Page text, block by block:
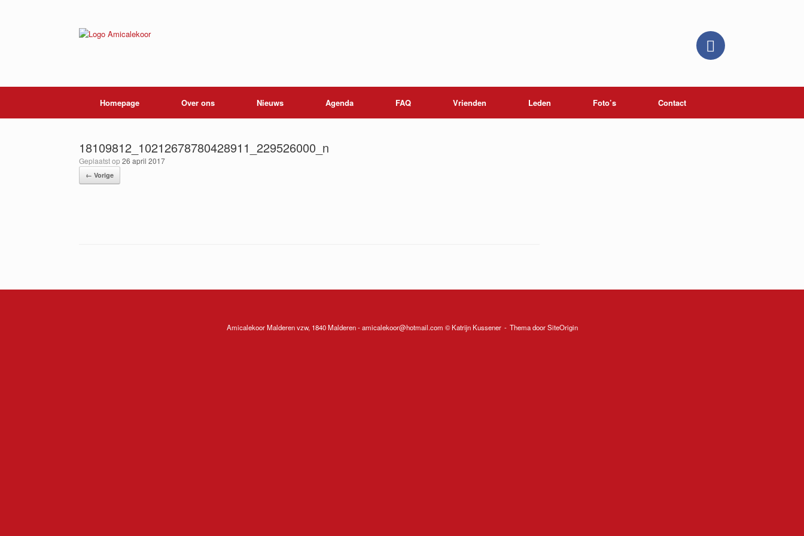
Homepage Over ons Nieuws Agenda FAQ Vrienden Leden Foto’s Contact
18109812_10212678780428911_229526000_n
Geplaatst op26 april 2017
← Vorige
Amicalekoor Malderen vzw, 1840 Malderen - amicalekoor@hotmail.com © Katrijn Kussener Thema doorSiteOrigin